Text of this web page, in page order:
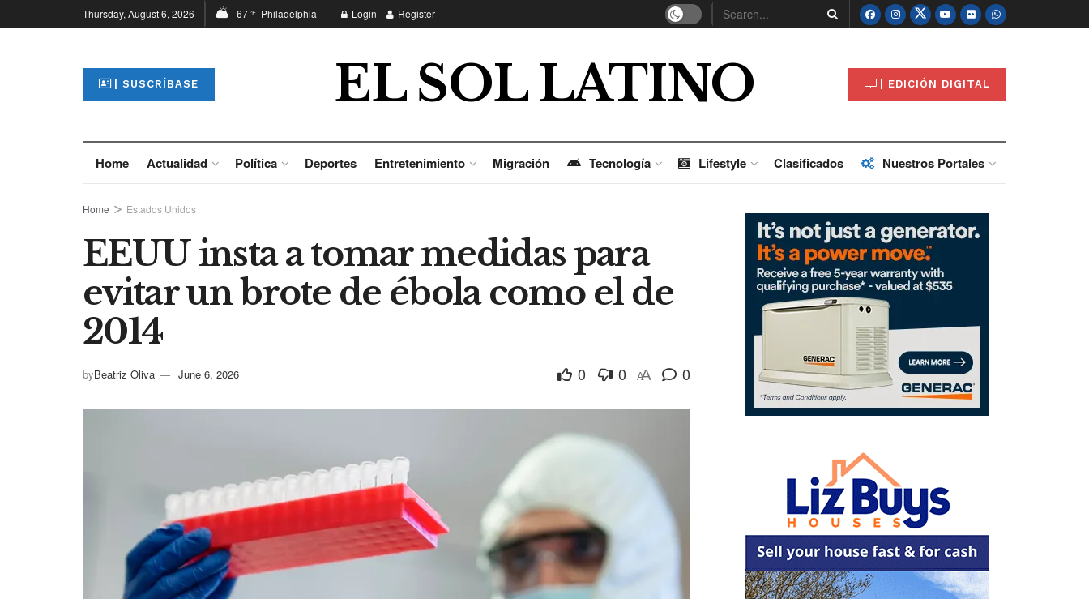
Thursday, August 6, 2026 67°F Philadelphia Login Register
| SUSCRÍBASE EL SOL LATINO | EDICIÓN DIGITAL
Home Actualidad Política Deportes Entretenimiento Migración Tecnología Lifestyle Clasificados Nuestros Portales
Home Estados Unidos
EEUU insta a tomar medidas para
evitar un brote de ébola como el de
2014
byBeatriz Oliva June 6, 2026 0 0 AA 0